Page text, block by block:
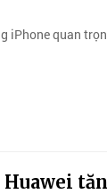
iPhone quan